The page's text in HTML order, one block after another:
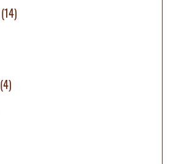
(14)
(4)